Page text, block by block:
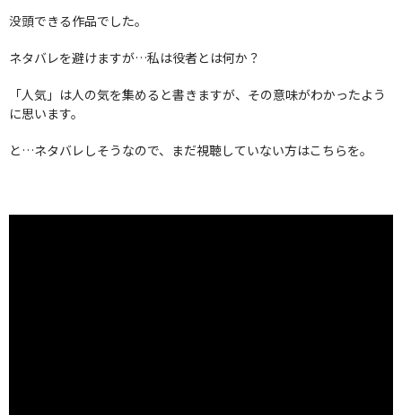
没頭できる作品でした。
ネタバレを避けますが…私は役者とは何か？
「人気」は人の気を集めると書きますが、その意味がわかったよう
に思います。
と…ネタバレしそうなので、まだ視聴していない方はこちらを。